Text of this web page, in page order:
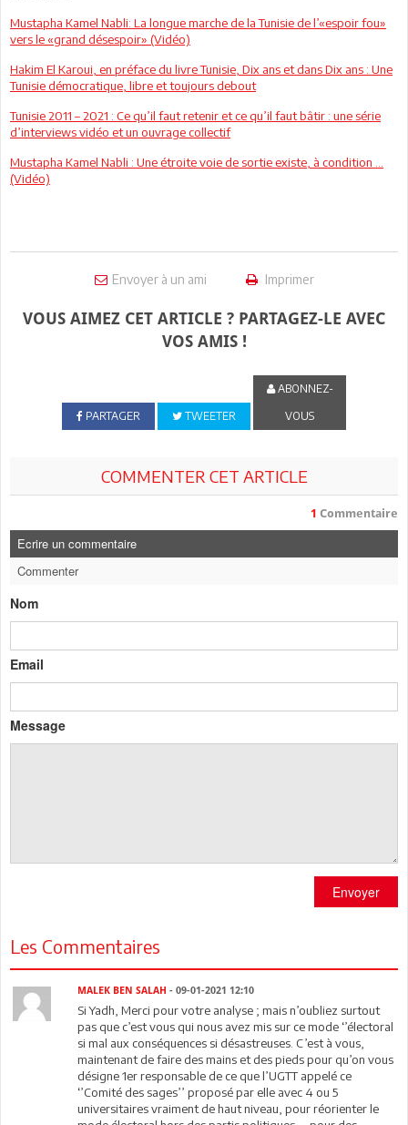
Mustapha Kamel Nabli: La longue marche de la Tunisie de l’«espoir fou»
vers le «grand désespoir» (Vidéo)
Hakim El Karoui, en préface du livre Tunisie, Dix ans et dans Dix ans : Une
Tunisie démocratique, libre et toujours debout
Tunisie 2011 – 2021 : Ce qu’il faut retenir et ce qu’il faut bâtir : une série
d’interviews vidéo et un ouvrage collectif
Mustapha Kamel Nabli : Une étroite voie de sortie existe, à condition ...
(Vidéo)
Envoyer à un ami Imprimer
VOUS AIMEZ CET ARTICLE ? PARTAGEZ-LE AVEC
VOS AMIS !
PARTAGER TWEETER
ABONNEZ-
VOUS
COMMENTER CET ARTICLE
1 Commentaire
Ecrire un commentaire
Commenter
Nom
Email
Message
Envoyer
Les Commentaires
MALEK BEN SALAH - 09-01-2021 12:10
Si Yadh, Merci pour votre analyse ; mais n’oubliez surtout
pas que c’est vous qui nous avez mis sur ce mode ‘’électoral
si mal aux conséquences si désastreuses. C’est à vous,
maintenant de faire des mains et des pieds pour qu’on vous
désigne 1er responsable de ce que l’UGTT appelé ce
‘’Comité des sages’’ proposé par elle avec 4 ou 5
universitaires vraiment de haut niveau, pour réorienter le